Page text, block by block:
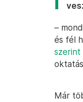
–
és fél
szerint
Már